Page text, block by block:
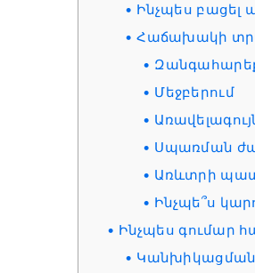
Ինչպես բացել
Հաճախակի
Մեջբերում
Սպառման
Առևտրի
Ինչպե՞ս
Ինչպես գումար
Կանխիկացման